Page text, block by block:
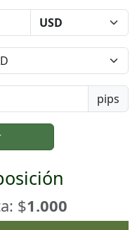
pips
$1.000